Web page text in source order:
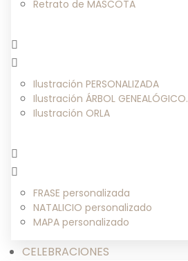
Retrato de MASCOTA
Ilustración PERSONALIZADA
Ilustración ÁRBOL GENEALÓGICO.
Ilustración ORLA
FRASE personalizada
NATALICIO personalizado
MAPA personalizado
CELEBRACIONES